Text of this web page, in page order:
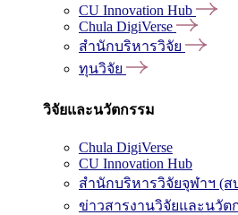
CU Innovation Hub
Chula DigiVerse
สำนักบริหารวิจัย
ทุนวิจัย
วิจัยและนวัตกรรม
Chula DigiVerse
CU Innovation Hub
สำนักบริหารวิจัยจุฬาฯ (ส
ข่าวสารงานวิจัยและนวัต